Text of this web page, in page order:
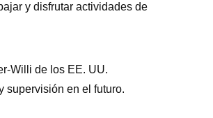
y disfrutar actividades de
Willi de los EE. UU.
supervisión en el futuro.